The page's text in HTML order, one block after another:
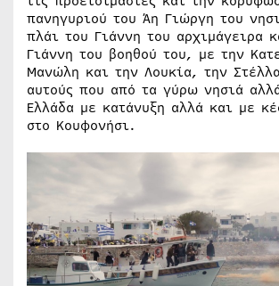
πανηγυριού του Άη Γιώργη του
πλάι του Γιάννη του αρχιμάγειρα
Γιάννη του βοηθού του, με την
Μανώλη και την Λουκία, την
αυτούς που από τα γύρω νησιά
Ελλάδα με κατάνυξη αλλά και με
στο Κουφονήσι.